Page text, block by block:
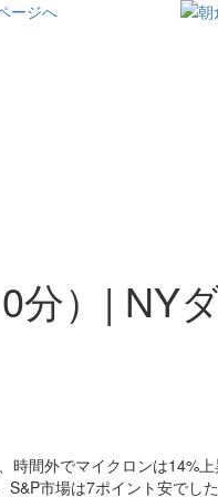
ージへ
分）| NY
間外でマイクロンは14%
市場は7ポイント安でした